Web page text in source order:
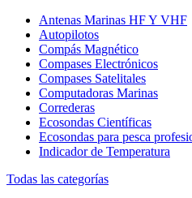
Antenas Marinas HF Y VHF
Autopilotos
Compás Magnético
Compases Electrónicos
Compases Satelitales
Computadoras Marinas
Correderas
Ecosondas Científicas
Ecosondas para pesca
Indicador de Temperatura
Todas las categorías